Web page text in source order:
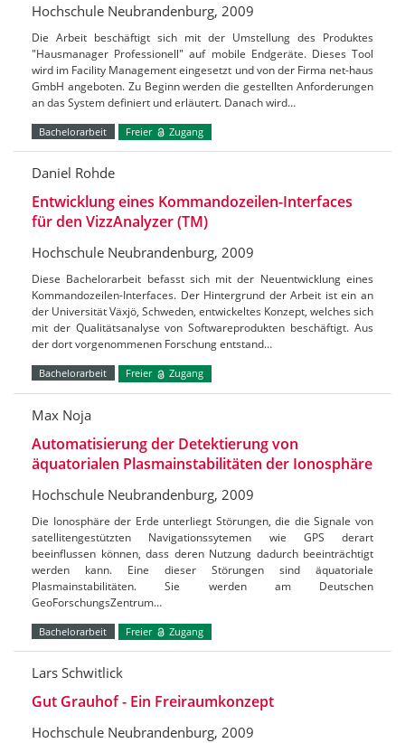
Hochschule Neubrandenburg, 2009
Die Arbeit beschäftigt sich mit der Umstellung des Produktes
"Hausmanager Professionell" auf mobile Endgeräte. Dieses Tool
wird im Facility Management eingesetzt und von der Firma net-haus
GmbH angeboten. Zu Beginn werden die gestellten Anforderungen
an das System definiert und erläutert. Danach wird…
Bachelorarbeit Freier Zugang
Daniel Rohde
Entwicklung eines Kommandozeilen-Interfaces
für den VizzAnalyzer (TM)
Hochschule Neubrandenburg, 2009
Diese Bachelorarbeit befasst sich mit der Neuentwicklung eines
Kommandozeilen-Interfaces. Der Hintergrund der Arbeit ist ein an
der Universität Växjö, Schweden, entwickeltes Konzept, welches sich
mit der Qualitätsanalyse von Softwareprodukten beschäftigt. Aus
der dort vorgenommenen Forschung entstand…
Bachelorarbeit Freier Zugang
Max Noja
Automatisierung der Detektierung von
äquatorialen Plasmainstabilitäten der Ionosphäre
Hochschule Neubrandenburg, 2009
Die Ionosphäre der Erde unterliegt Störungen, die die Signale von
satellitengestützten Navigationssytemen wie GPS derart
beeinflussen können, dass deren Nutzung dadurch beeinträchtigt
werden kann. Eine dieser Störungen sind äquatoriale
Plasmainstabilitäten. Sie werden am Deutschen
GeoForschungsZentrum…
Bachelorarbeit Freier Zugang
Lars Schwitlick
Gut Grauhof - Ein Freiraumkonzept
Hochschule Neubrandenburg, 2009